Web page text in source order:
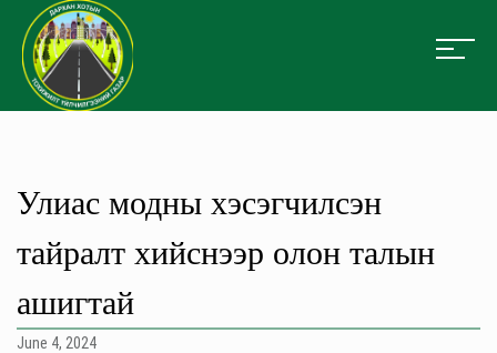
Улиас модны хэсэгчилсэн
тайралт хийснээр олон талын
ашигтай
June 4, 2024